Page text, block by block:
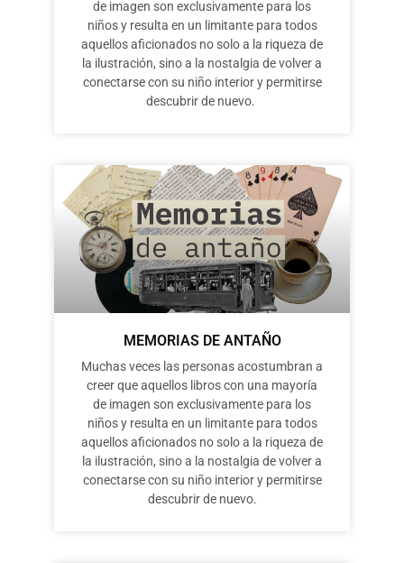
de imagen son exclusivamente para los
niños y resulta en un limitante para todos
aquellos aficionados no solo a la riqueza de
la ilustración, sino a la nostalgia de volver a
conectarse con su niño interior y permitirse
descubrir de nuevo.
MEMORIAS DE ANTAÑO
Muchas veces las personas acostumbran a
creer que aquellos libros con una mayoría
de imagen son exclusivamente para los
niños y resulta en un limitante para todos
aquellos aficionados no solo a la riqueza de
la ilustración, sino a la nostalgia de volver a
conectarse con su niño interior y permitirse
descubrir de nuevo.